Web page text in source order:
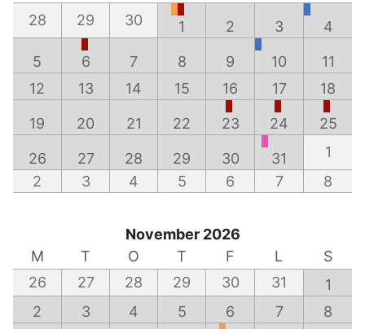
28
29 30 1 2 3 4
5 6 7 8 9 10
11
12
13 14 15 16 17 18
19 20 21 22 23 24 25
26 27 28 29 30 31
1
2
3 4 5 6 7 8
November 2026
M
T O T F L
S
26
27 28 29 30 31
1
2
3 4 5 6 7 8